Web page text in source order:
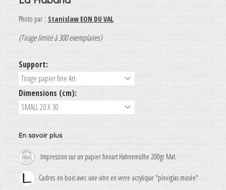
Photo par : Stanislaw EON DU VAL
(Tirage limité à 300 exemplaires)
Support:
Dimensions (cm):
En savoir plus
Impression sur un papier fineart Hahnemülhe 200gr Mat.
Cadres en bois avec une vitre en verre acrylique "plexiglas musée"